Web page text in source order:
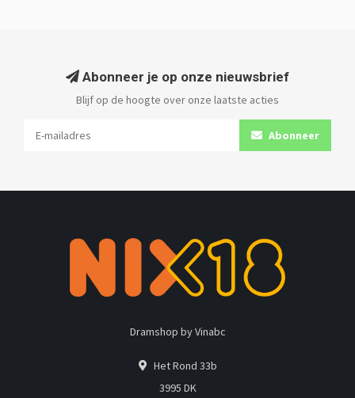
Abonneer je op onze nieuwsbrief
Blijf op de hoogte over onze laatste acties
Abonneer
Dramshop by Vinabc
Het Rond 33b
3995 DK